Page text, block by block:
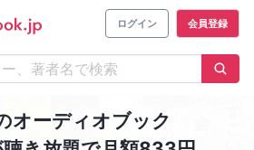
ログイン 会員登録
オーディオブック